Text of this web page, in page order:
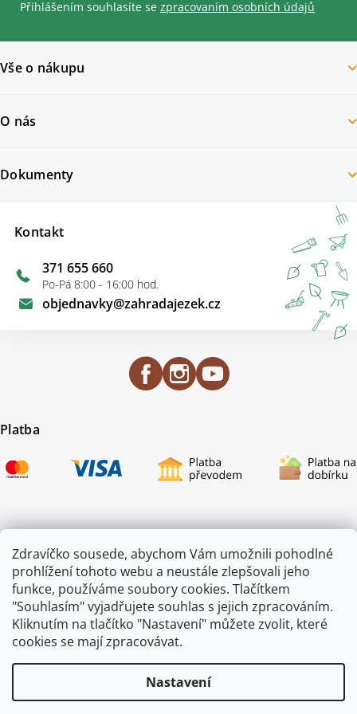
Zdravíčko sousede, abychom Vám umožnili pohodlné
prohlížení tohoto webu a neustále zlepšovali jeho
funkce, používáme soubory cookies. Tlačítkem
"Souhlasím" vyjadřujete souhlas s jejich zpracováním.
Kliknutím na tlačítko "Nastavení" můžete zvolit, které
cookies se mají zpracovávat.
Nastavení
Přihlášením souhlasíte se zpracovaním osobních údajů
Vše o nákupu
O nás
Kontakt
objednavky@zahradajezek.cz
371 655 660
Po-Pá 8:00 - 16:00 hod.
Dokumenty
Platba
Certifikace